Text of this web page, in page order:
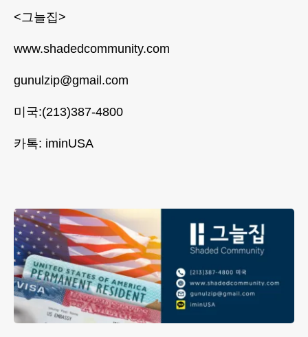
<그늘집>
www.shadedcommunity.com
gunulzip@gmail.com
미국:(213)387-4800
카톡: iminUSA